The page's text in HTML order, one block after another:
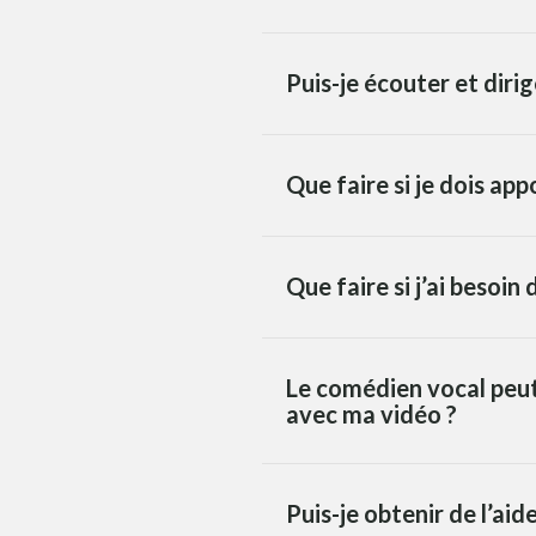
Puis-je écouter et
Que faire si je dois
Que faire si j’ai
Le comédien vocal
avec ma vidéo ?
Puis-je obtenir de